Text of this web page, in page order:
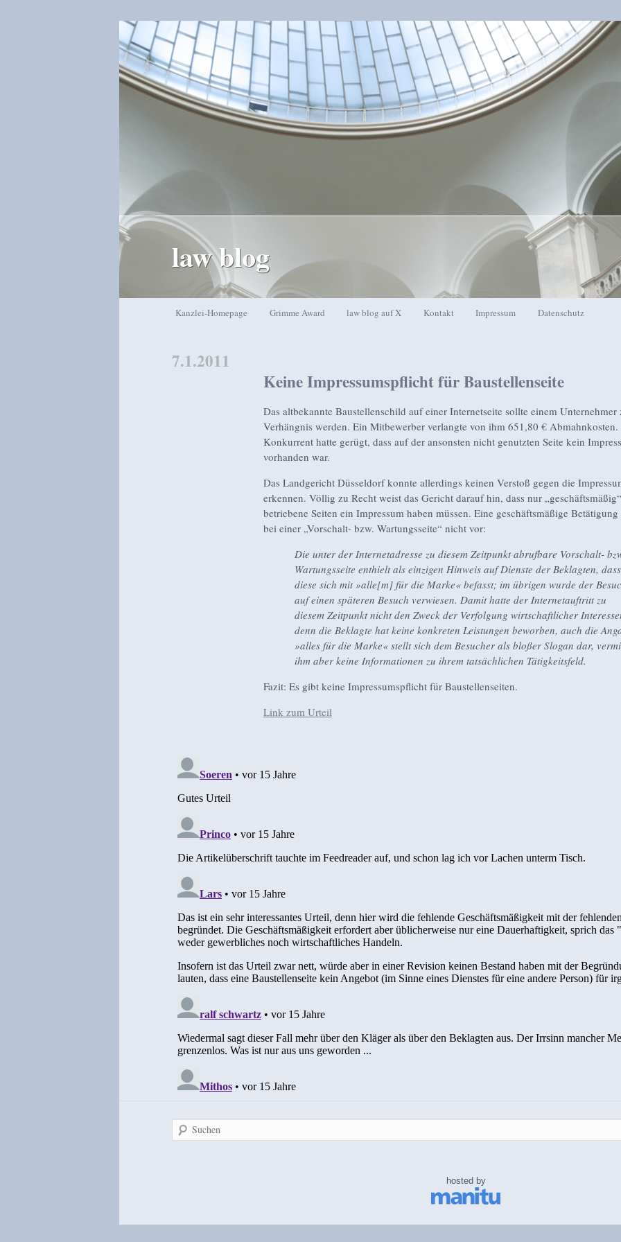
law blog
Zum Inhalt wechseln
Zum sekundären Inhalt wechseln
Kanzlei-Homepage Grimme Award law blog auf X Kontakt Impressum Datenschutz
Keine Impressumspflicht für Baustellenseite
7.1.2011
Das altbekannte Baustellenschild auf einer Internetseite sollte einem Unternehmer
Verhängnis werden. Ein Mitbewerber verlangte von ihm 651,80 € Abmahnkosten.
Konkurrent hatte gerügt, dass auf der ansonsten nicht genutzten Seite kein
vorhanden war.
Das Landgericht Düsseldorf konnte allerdings keinen Verstoß gegen die
erkennen. Völlig zu Recht weist das Gericht darauf hin, dass nur „geschäftsmäßig“
betriebene Seiten ein Impressum haben müssen. Eine geschäftsmäßige
bei einer „Vorschalt- bzw. Wartungsseite“ nicht vor:
Die unter der Internetadresse zu diesem Zeitpunkt abrufbare Vorschalt-
Wartungsseite enthielt als einzigen Hinweis auf Dienste der Beklagten, dass
diese sich mit »alle[m] für die Marke« befasst; im übrigen wurde der
auf einen späteren Besuch verwiesen. Damit hatte der Internetauftritt zu
diesem Zeitpunkt nicht den Zweck der Verfolgung wirtschaftlicher
denn die Beklagte hat keine konkreten Leistungen beworben, auch die
»alles für die Marke« stellt sich dem Besucher als bloßer Slogan dar,
ihm aber keine Informationen zu ihrem tatsächlichen Tätigkeitsfeld.
Fazit: Es gibt keine Impressumspflicht für Baustellenseiten.
Link zum Urteil
Suchen
hosted by